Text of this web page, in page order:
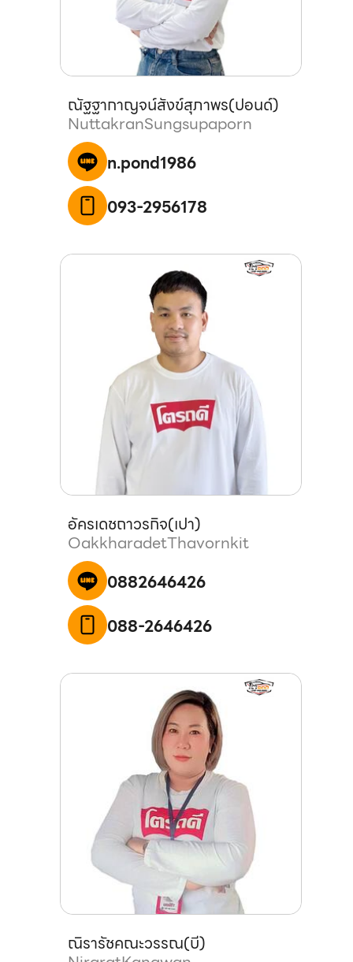
ณัฐฐากาญจน์สังข์สุภาพร(ปอนด์)
NuttakranSungsupaporn
n.pond1986
093-2956178
อัครเดชถาวรกิจ(เปา)
OakkharadetThavornkit
0882646426
088-2646426
ณิรารัชคณะวรรณ(บี)